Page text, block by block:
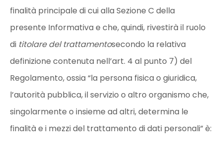
finalità principale di cui alla Sezione C della
presente Informativa e che, quindi, rivestirà il ruolo
di titolare del trattamentosecondo la relativa
definizione contenuta nell’art. 4 al punto 7) del
Regolamento, ossia “la persona fisica o giuridica,
l’autorità pubblica, il servizio o altro organismo che,
singolarmente o insieme ad altri, determina le
finalità e i mezzi del trattamento di dati personali” è: